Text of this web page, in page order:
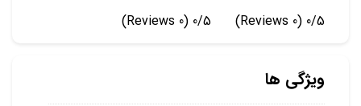
0/5
(0 Reviews)
0/5
(0 Reviews)
ویژگی ها